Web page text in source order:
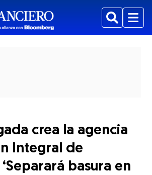
BuscarMenu
crea la agencia
Integral de
basura en